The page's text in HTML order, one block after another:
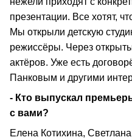
презентации. Все хотят,
Мы открыли детскую
режиссёры. Через
актёров. Уже есть
Панковым и другими
- Кто выпускал
с вами?
Елена Котихина,